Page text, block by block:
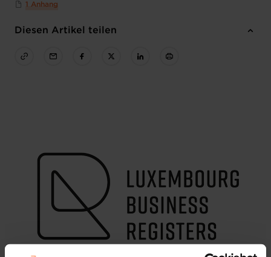
1 Anhang
Diesen Artikel teilen